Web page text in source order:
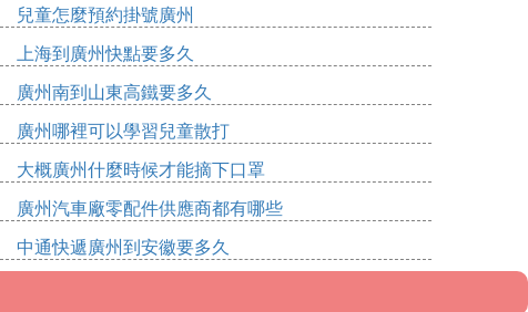
兒童怎麼預約掛號廣州
上海到廣州快點要多久
廣州南到山東高鐵要多久
廣州哪裡可以學習兒童散打
大概廣州什麼時候才能摘下口罩
廣州汽車廠零配件供應商都有哪些
中通快遞廣州到安徽要多久